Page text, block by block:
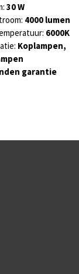
30 W
4000 lumen
6000K
Koplampen,
garantie